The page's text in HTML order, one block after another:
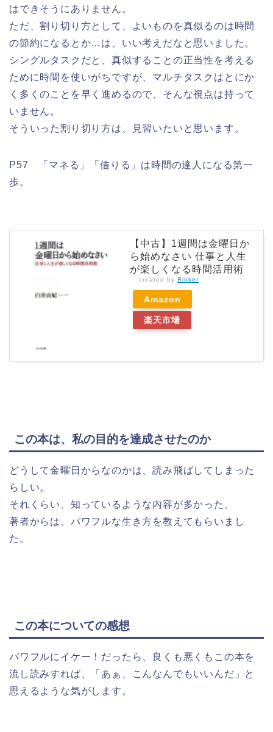
はできそうにありません。
ただ、割り切り方として、よいものを真似るのは時間
の節約になるとか…は、いい考えだなと思いました。
シングルタスクだと、真似することの正当性を考える
ために時間を使いがちですが、マルチタスクはとにか
く多くのことを早く進めるので、そんな視点は持って
いません。
そういった割り切り方は、見習いたいと思います。
P57 「マネる」「借りる」は時間の達人になる第一
歩。
【中古】1週間は金曜日か
ら始めなさい 仕事と人生
が楽しくなる時間活用術
created by Rinker
Amazon
楽天市場
この本は、私の目的を達成させたのか
どうして金曜日からなのかは、読み飛ばしてしまった
らしい。
それくらい、知っているような内容が多かった。
著者からは、パワフルな生き方を教えてもらいまし
た。
この本についての感想
パワフルにイケー！だったら、良くも悪くもこの本を
流し読みすれば、「あぁ、こんなんでもいいんだ」と
思えるような気がします。